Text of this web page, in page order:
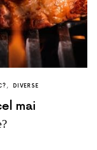
DIVERSE
mai